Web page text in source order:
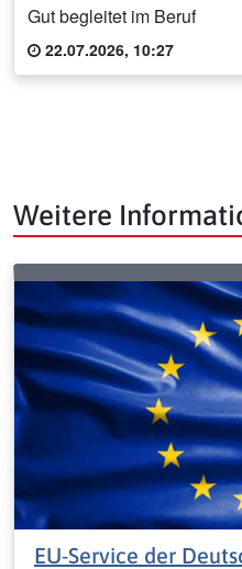
Gut begleitet im Beruf
22.07.2026, 10:27
Weitere
EU-Service der